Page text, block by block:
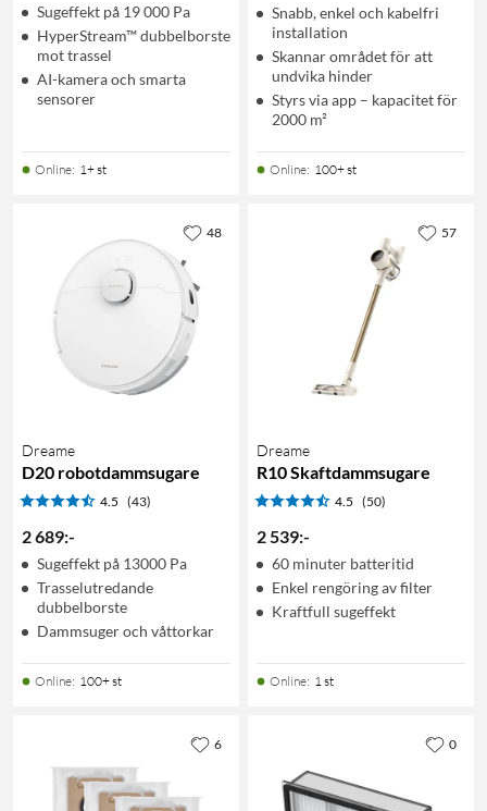
Sugeffekt på 19 000 Pa
HyperStream™ dubbelborste
mot trassel
AI-kamera och smarta
sensorer
Online: 1+ st
Snabb, enkel och kabelfri
installation
Skannar området för att
undvika hinder
Styrs via app – kapacitet för
2000 m²
Online: 100+ st
Dreame
D20 robotdammsugare
4.5 (43)
2 689:-
Sugeffekt på 13000 Pa
Trasselutredande
dubbelborste
Dammsuger och våttorkar
Online: 100+ st
48
Dreame
R10 Skaftdammsugare
4.5 (50)
2 539:-
60 minuter batteritid
Enkel rengöring av filter
Kraftfull sugeffekt
Online: 1 st
57
6 0